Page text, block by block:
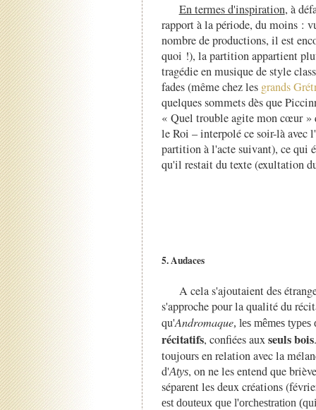
En termes d'inspiration, à
rapport à la période, du moins :
nombre de productions, il est
quoi !), la partition appartient
tragédie en musique de style
fades (même chez les grands
quelques sommets dès que
« Quel trouble agite mon cœur »
le Roi –interpolé ce soir-là avec
partition à l'acte suivant), ce qui
qu'il restait du texte (exultation
5. Audaces
A cela s'ajoutaient des
s'approche pour la qualité du
qu'Andromaque, les mêmes types
récitatifs, confiées auxseuls bois
toujours en relation avec la
d'Atys, on ne les entend que
séparent les deux créations
est douteux que l'orchestration